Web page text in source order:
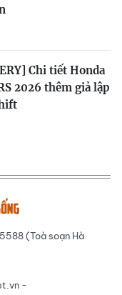
Chi tiết Honda
2026 thêm giả lập
(Toà soạn Hà
-